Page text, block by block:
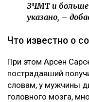
ЗЧМТ и больше
указано, –
Что известно о
При этом Арсен
пострадавший
словам, у мужчины
головного мозга,